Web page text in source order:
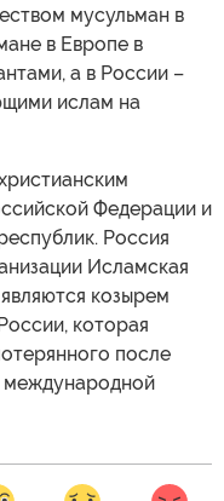
мусульман в
в Европе в
а в России –
ислам на
Федерации и
Россия
Исламская
козырем
которая
после
международной